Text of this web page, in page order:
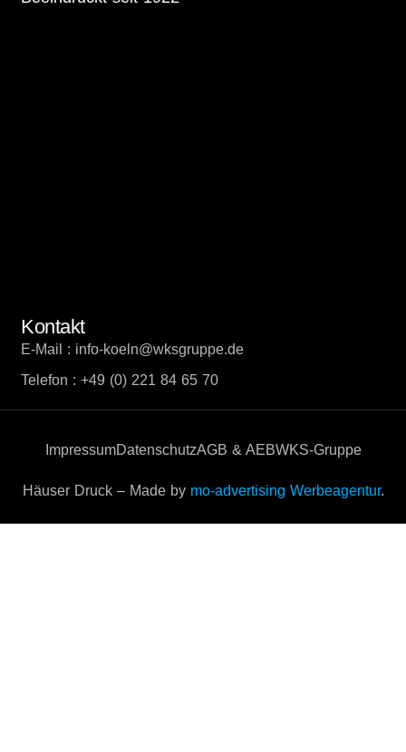
Kontakt
E-Mail : info-koeln@wksgruppe.de
Telefon : +49 (0) 221 84 65 70
Häuser Druck – Made by mo-advertising Werbeagentur.
ImpressumDatenschutzAGB & AEBWKS-Gruppe